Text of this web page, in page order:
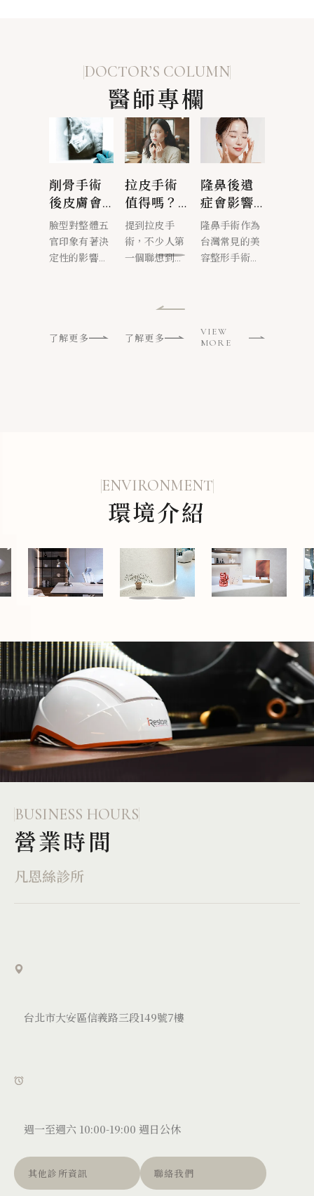
DOCTOR’S COLUMN
醫師專欄
削骨手術
後皮膚會
下垂嗎？
削骨手術
部位與手
臉型對整體五
官印象有著決
定性的影響，
了解更多
拉皮手術
值得嗎？
比起逆齡
保養，拉
皮手術讓
提到拉皮手
術，不少人第
一個聯想到的
美療程，其
技術進步，拉
了解更多
隆鼻後遺
症會影響
美麗嗎？
常見風險
與避免方
隆鼻手術作為
台灣常見的美
容整形手術，
後遺症。
VIEW
MORE
ENVIRONMENT
環境介紹
BUSINESS HOURS
營業時間
凡恩絲診所
台北市大安區信義路三段149號7樓
週一至週六 10:00-19:00 週日公休
其他診所資訊 聯絡我們